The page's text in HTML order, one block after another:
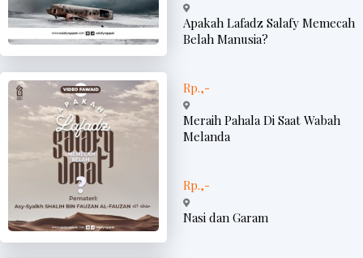
Apakah Lafadz Salafy Memecah
Belah Manusia?
Rp.,-
Meraih Pahala Di Saat Wabah
Melanda
Rp.,-
Nasi dan Garam